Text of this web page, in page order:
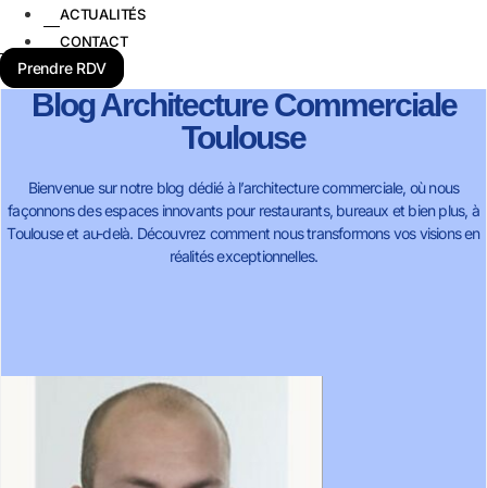
ACTUALITÉS
CONTACT
Prendre RDV
Blog Architecture Commerciale
Toulouse
Bienvenue sur notre blog dédié à l’architecture commerciale, où nous
façonnons des espaces innovants pour restaurants, bureaux et bien plus, à
Toulouse et au-delà. Découvrez comment nous transformons vos visions en
réalités exceptionnelles.